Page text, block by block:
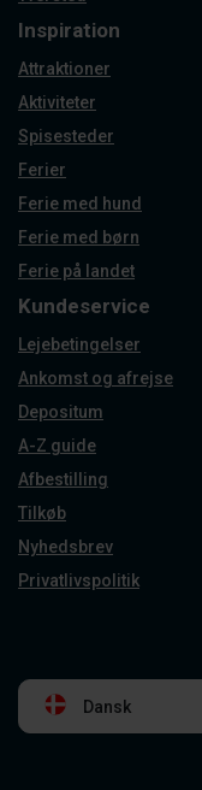
Inspiration
Attraktioner
Aktiviteter
Spisesteder
Ferier
Ferie med hund
Ferie med børn
Ferie på landet
Kundeservice
Lejebetingelser
Ankomst og afrejse
Depositum
A-Z guide
Afbestilling
Tilkøb
Nyhedsbrev
Privatlivspolitik
Dansk